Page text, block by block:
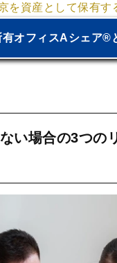
を資産として保有す
有オフィスAシェア®
い場合の3つの